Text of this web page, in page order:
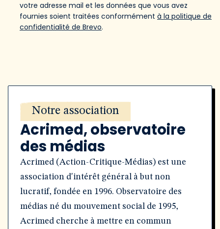
votre adresse mail et les données que vous avez
fournies soient traitées conformément à la politique de
confidentialité de Brevo.
Notre association
Acrimed, observatoire
des médias
Acrimed (Action-Critique-Médias) est une
association d'intérêt général à but non
lucratif, fondée en 1996. Observatoire des
médias né du mouvement social de 1995,
Acrimed cherche à mettre en commun